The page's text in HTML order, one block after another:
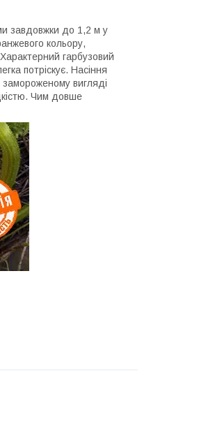
завдовжки до 1,2 м у
кольору,
гарбузовий
потріскує. Насіння
замороженому вигляді
Чим довше